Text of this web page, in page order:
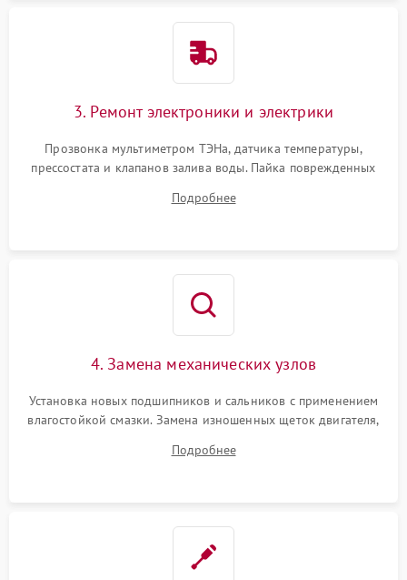
3. Ремонт электроники и электрики
Прозвонка мультиметром ТЭНа, датчика температуры,
прессостата и клапанов залива воды. Пайка поврежденных
Восстановление целостности проводки и контактов.
Подробнее
4. Замена механических узлов
Установка новых подшипников и сальников с применением
влагостойкой смазки. Замена изношенных щеток двигателя,
или поврежденной резиновой манжеты.
Подробнее